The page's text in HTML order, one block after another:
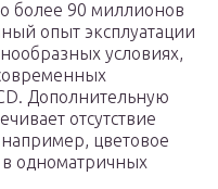
более 90 миллионов
опыт эксплуатации
условиях,
Дополнительную
отсутствие
цветовое
в одноматричных